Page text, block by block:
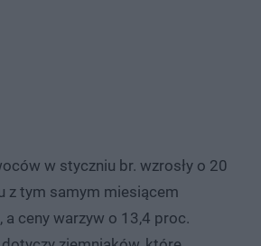
w styczniu br. wzrosły o 20
z tym samym miesiącem
ceny warzyw o 13,4 proc.